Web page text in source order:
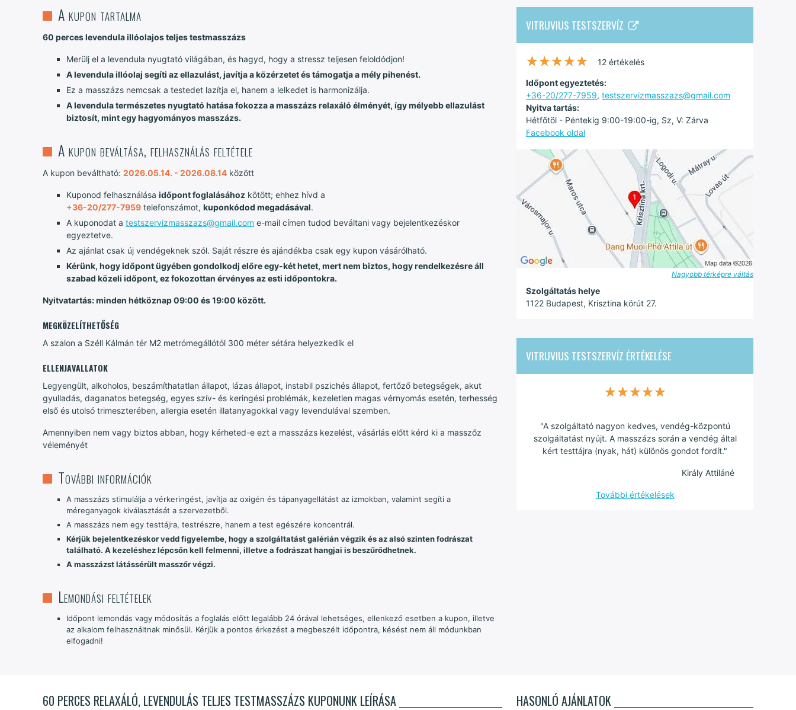
A kupon tartalma
60 perces levendula illóolajos teljes testmasszázs
Merülj el a levendula nyugtató világában, és hagyd, hogy a stressz teljesen feloldódjon!
A levendula illóolaj segíti az ellazulást, javítja a közérzetet és támogatja a mély pihenést.
Ez a masszázs nemcsak a testedet lazítja el, hanem a lelkedet is harmonizálja.
A levendula természetes nyugtató hatása fokozza a masszázs relaxáló élményét, így mélyebb ellazulást
biztosít, mint egy hagyományos masszázs.
A kupon beváltása, felhasználás feltétele
A kupon beváltható: 2026.05.14. - 2026.08.14 között
Kuponod felhasználása időpont foglalásához kötött; ehhez hívd a
+36-20/277-7959 telefonszámot, kuponkódod megadásával.
A kuponodat a testszervizmasszazs@gmail.com e-mail címen tudod beváltani vagy bejelentkezéskor
egyeztetve.
Az ajánlat csak új vendégeknek szól. Saját részre és ajándékba csak egy kupon vásárólható.
Kérünk, hogy időpont ügyében gondolkodj előre egy-két hetet, mert nem biztos, hogy rendelkezésre áll
szabad közeli időpont, ez fokozottan érvényes az esti időpontokra.
Nyitvatartás: minden hétköznap 09:00 és 19:00 között.
MEGKÖZELÍTHETŐSÉG
A szalon a Széll Kálmán tér M2 metrómegállótól 300 méter sétára helyezkedik el
ELLENJAVALLATOK
Legyengült, alkoholos, beszámíthatatlan állapot, lázas állapot, instabil pszichés állapot, fertőző betegségek, akut
gyulladás, daganatos betegség, egyes szív- és keringési problémák, kezeletlen magas vérnyomás esetén, terhesség
első és utolsó trimeszterében, allergia esetén illatanyagokkal vagy levendulával szemben.
Amennyiben nem vagy biztos abban, hogy kérheted-e ezt a masszázs kezelést, vásárlás előtt kérd ki a masszőz
véleményét
További információk
A masszázs stimulálja a vérkeringést, javítja az oxigén és tápanyagellátást az izmokban, valamint segíti a
méreganyagok kiválasztását a szervezetből.
A masszázs nem egy testtájra, testrészre, hanem a test egészére koncentrál.
Kérjük bejelentkezéskor vedd figyelembe, hogy a szolgáltatást galérián végzik és az alsó szinten fodrászat
található. A kezeléshez lépcsőn kell felmenni, illetve a fodrászat hangjai is beszűrődhetnek.
A masszázst látássérült masszőr végzi.
Lemondási feltételek
Időpont lemondás vagy módosítás a foglalás előtt legalább 24 órával lehetséges, ellenkező esetben a kupon, illetve
az alkalom felhasználtnak minősül. Kérjük a pontos érkezést a megbeszélt időpontra, késést nem áll módunkban
elfogadni!
VITRUVIUS TESTSZERVÍZ
★★★★★
★★★★★ 12 értékelés
Időpont egyeztetés:
+36-20/277-7959, testszervizmasszazs@gmail.com
Nyitva tartás:
Hétfőtöl - Péntekig 9:00-19:00-ig, Sz, V: Zárva
Facebook oldal
Nagyobb térképre váltás
Szolgáltatás helye
1122 Budapest, Krisztina körút 27.
VITRUVIUS TESTSZERVÍZ ÉRTÉKELÉSE
★★★★★
★★★★★
"A szolgáltató nagyon kedves, vendég-központú
szolgáltatást nyújt. A masszázs során a vendég által
kért testtájra (nyak, hát) különös gondot fordít."
Király Attiláné
További értékelések
60 PERCES RELAXÁLÓ, LEVENDULÁS TELJES TESTMASSZÁZS KUPONUNK LEÍRÁSA
HASONLÓ AJÁNLATOK